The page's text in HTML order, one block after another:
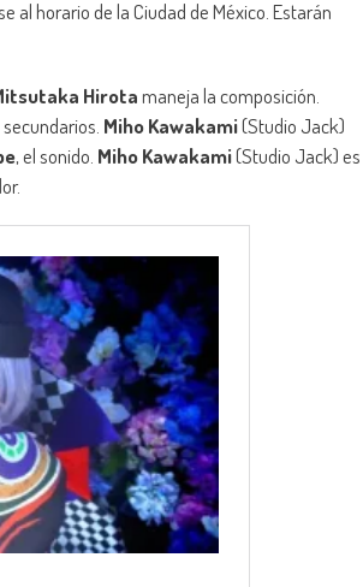
al horario de la Ciudad de México. Estarán
Hirotamaneja la composición.
Miho Kawakami(Studio Jack)
, el sonido. Miho Kawakami(Studio Jack) es